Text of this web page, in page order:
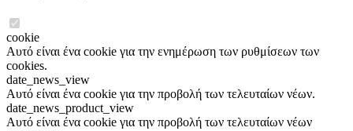
cookie
Αυτό είναι ένα cookie για την ενημέρωση των ρυθμίσεων των
cookies.
date_news_view
Αυτό είναι ένα cookie για την προβολή των τελευταίων νέων.
date_news_product_view
Αυτό είναι ένα cookie για την προβολή των τελευταίων νέων